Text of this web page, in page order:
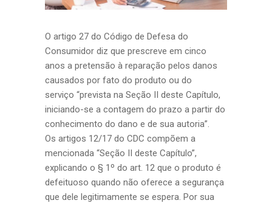
O artigo 27 do Código de Defesa do
Consumidor diz que prescreve em cinco
anos a pretensão à reparação pelos danos
causados por fato do produto ou do
serviço “prevista na Seção II deste Capítulo,
iniciando-se a contagem do prazo a partir do
conhecimento do dano e de sua autoria”.
Os artigos 12/17 do CDC compõem a
mencionada “Seção II deste Capítulo”,
explicando o § 1º do art. 12 que o produto é
defeituoso quando não oferece a segurança
que dele legitimamente se espera. Por sua